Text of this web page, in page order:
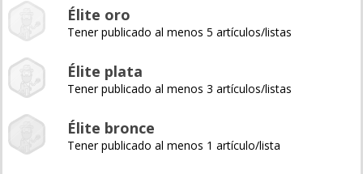
Élite oro
Tener publicado al menos 5 artículos/listas
Élite plata
Tener publicado al menos 3 artículos/listas
Élite bronce
Tener publicado al menos 1 artículo/lista